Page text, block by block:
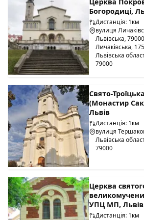
Богородиці,
Дистанція: 1км
вулиця
Львівська,
Личаківська,
Львівська
79000
Свято-
(Монастир
Львів
Дистанція: 1км
вулиця
Львівська
79000
Церква
УПЦ МП, Львів
Дистанція: 1км